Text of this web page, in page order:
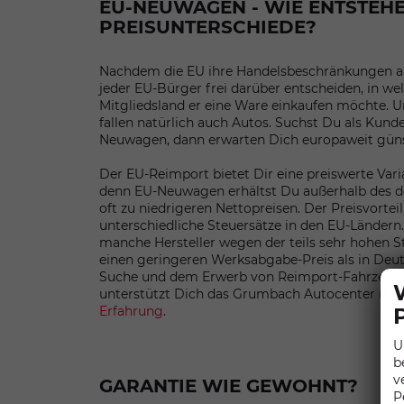
EU-NEUWAGEN - WIE
PREISUNTERSCHIEDE?
Nachdem die EU ihre Handelsbeschränkungen
jeder EU-Bürger frei darüber entscheiden, in
Mitgliedsland er eine Ware einkaufen möchte.
fallen natürlich auch Autos. Suchst Du als
Neuwagen, dann erwarten Dich europaweit
Der EU-Reimport bietet Dir eine preiswerte
denn EU-Neuwagen erhältst Du außerhalb des
oft zu niedrigeren Nettopreisen. Der
unterschiedliche Steuersätze in den EU-
manche Hersteller wegen der teils sehr hohen
einen geringeren Werksabgabe-Preis als in
Suche und dem Erwerb von Reimport-
unterstützt Dich das Grumbach Autocenter mit
Erfahrung.
GARANTIE WIE GEWOHNT?